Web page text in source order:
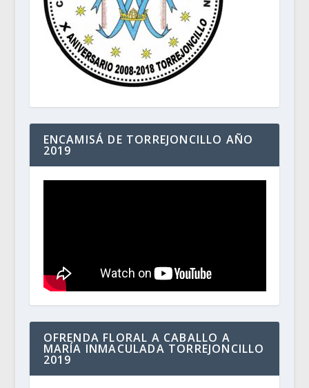
ENCAMISÁ DE TORREJONCILLO AÑO
2019
OFRENDA FLORAL A CABALLO A
MARÍA INMACULADA TORREJONCILLO
2019